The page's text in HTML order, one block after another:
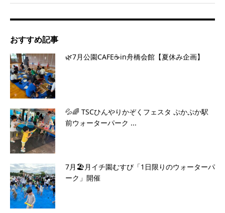
おすすめ記事
🌿7月公園CAFE☕️in舟橋会館【夏休み企画】
💦🌈 TSCひんやりかぞくフェスタ ぷかぷか駅
前ウォーターパーク ...
7月🏖️月イチ園むすび「1日限りのウォーターパ
ーク」開催